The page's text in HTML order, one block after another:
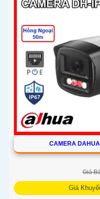
CAMERA
Giá
Giá